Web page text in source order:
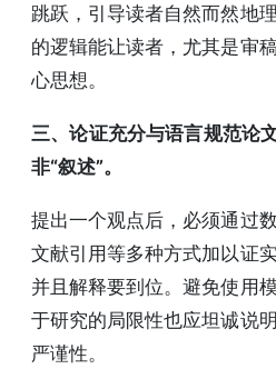
跳跃，引导读者自然而然地
的逻辑能让读者，尤其是审
心思想。
三、论证充分与语言规范论
非“叙述”。
提出一个观点后，必须通过
文献引用等多种方式加以证
并且解释要到位。避免使用
于研究的局限性也应坦诚说
严谨性。